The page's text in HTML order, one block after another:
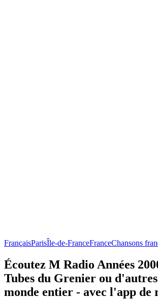
FrançaisParisÎle-de-FranceFranceChansons
Écoutez M Radio Années
Tubes du Grenier ou
monde entier - avec l'app de